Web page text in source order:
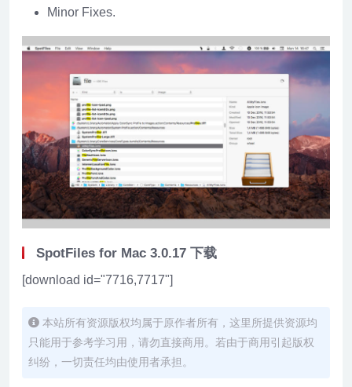
Minor Fixes.
SpotFiles for Mac 3.0.17 下载
[download id="7716,7717"]
本站所有资源版权均属于原作者所有，这里所提供资源均
只能用于参考学习用，请勿直接商用。若由于商用引起版权
纠纷，一切责任均由使用者承担。